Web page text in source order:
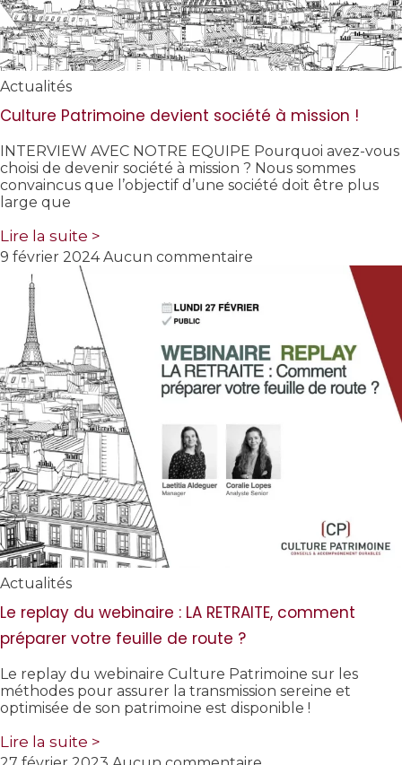
Actualités
Culture Patrimoine devient société à mission !
INTERVIEW AVEC NOTRE EQUIPE Pourquoi avez-vous
choisi de devenir société à mission ? Nous sommes
convaincus que l’objectif d’une société doit être plus
large que
Lire la suite >
9 février 2024Aucun commentaire
Actualités
Le replay du webinaire : LA RETRAITE, comment
préparer votre feuille de route ?
Le replay du webinaire Culture Patrimoine sur les
méthodes pour assurer la transmission sereine et
optimisée de son patrimoine est disponible !
Lire la suite >